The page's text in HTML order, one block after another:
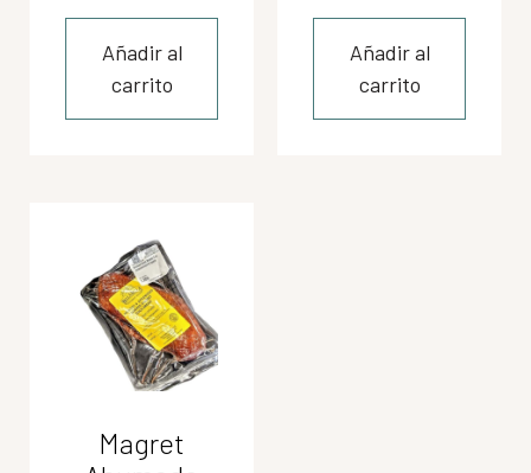
Añadir al
carrito
Añadir al
carrito
Magret